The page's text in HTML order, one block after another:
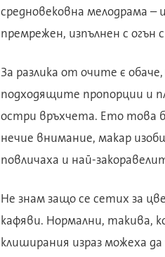
средновековна мелодрама
премрежен, изпълнен с огън
За разлика от очите є
подходящите пропорции и
остри връхчета. Ето това
нечие внимание, макар
повличаха и най-
Не знам защо се сетих за
кафяви. Нормални, такива,
клиширания израз можеха